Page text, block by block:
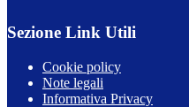
Sezione Link Utili
Cookie policy
Note legali
Informativa Privacy